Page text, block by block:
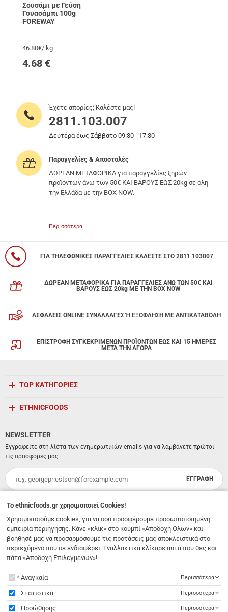
Σουσάμι με Γεύση
Γουασάμπι 100g
FOREWAY
46.80€/ kg
4.68€
Έχετε απορίες; Καλέστε μας!
2811.103.007
Δευτέρα έως Σάββατο 09:30 - 17:30
Παραγγελίες & Αποστολές
ΔΩΡΕΑΝ ΜΕΤΑΦΟΡΙΚΑ για παραγγελίες ξηρών
προϊόντων άνω των 50€ ΚΑΙ ΒΑΡΟΥΣ ΕΩΣ 20kg σε όλη
την Ελλάδα με την BOX NOW.
Περισσότερα
ΓΙΑ ΤΗΛΕΦΩΝΙΚΕΣ ΠΑΡΑΓΓΕΛΙΕΣ ΚΑΛΕΣΤΕ ΣΤΟ 2811 103007
ΔΩΡΕΑΝ ΜΕΤΑΦΟΡΙΚΑ ΓΙΑ ΠΑΡΑΓΓΕΛΙΕΣ ΑΝΩ ΤΩΝ 50€ ΚΑΙ
ΒΑΡΟΥΣ ΕΩΣ 20kg ΜΕ ΤΗΝ BOX NOW
ΑΣΦΑΛΕΙΣ ONLINE ΣΥΝΑΛΛΑΓΕΣ Ή ΕΞΟΦΛΗΣΗ ΜΕ ΑΝΤΙΚΑΤΑΒΟΛΗ
ΕΠΙΣΤΡΟΦΗ ΣΥΓΚΕΚΡΙΜΕΝΩΝ ΠΡΟΪΟΝΤΩΝ ΕΩΣ ΚΑΙ 15 ΗΜΕΡΕΣ
ΜΕΤΑ ΤΗΝ ΑΓΟΡΑ
Λ. 62 Μαρτύρων 231,Ηράκλειο Κρήτης, Νότιο Αιγαίο,Τ.Κ. 71303 Ελλάδα
info@ethnicfoods.gr 2811.103.007
Ωράριο φυσικού καταστήματος: Δευτέρα, Τρίτη, Τετάρτη & Σάββατο 09:30 - 18:00, Πέμπτη,
Παρασκευή 09:30 - 21:00
TOP ΚΑΤΗΓΟΡΙΕΣ
ETHNICFOODS
NEWSLETTER
Εγγραφείτε στη λίστα των ενημερωτικών emails για να λαμβάνετε πρώτοι
τις προσφορές μας.
Email
ΕΓΓΡΑΦΗ
Έχω διαβάσει κι αποδέχομαι τουςόρους χρήσης
To ethnicfoods.gr χρησιμοποιεί Cookies!
Χρησιμοποιούμε cookies, για να σου προσφέρουμε προσωποποιημένη
εμπειρία περιήγησης. Κάνε «κλικ» στο κουμπί «Αποδοχή Όλων» και
βοήθησέ μας να προσαρμόσουμε τις προτάσεις μας αποκλειστικά στο
περιεχόμενο που σε ενδιαφέρει. Εναλλακτικά κλίκαρε αυτά που θες και
πάτα «Αποδοχή Επιλεγμένων»!
Toethnicfoods.gr χρησιμοποιεί Cookies!
Αναγκαία Περισσότερα
Στατιστικά Περισσότερα
Προώθησης Περισσότερα